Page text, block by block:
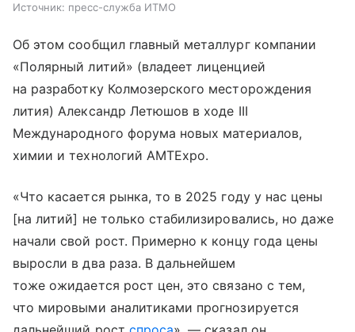
Источник: пресс-служба ИТМО
Об этом сообщил главный металлург компании
«Полярный литий» (владеет лиценцией
на разработку Колмозерского месторождения
лития) Александр Летюшов в ходе III
Международного форума новых материалов,
химии и технологий AMTExpo.
«Что касается рынка, то в 2025 году у нас цены
[на литий] не только стабилизировались, но даже
начали свой рост. Примерно к концу года цены
выросли в два раза. В дальнейшем
тоже ожидается рост цен, это связано с тем,
что мировыми аналитиками прогнозируется